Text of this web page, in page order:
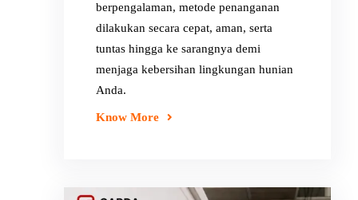
berpengalaman, metode penanganan
dilakukan secara cepat, aman, serta
tuntas hingga ke sarangnya demi
menjaga kebersihan lingkungan hunian
Anda.
Know More